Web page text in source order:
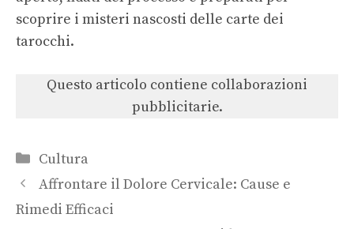
scoprire i misteri nascosti delle carte dei
tarocchi.
Questo articolo contiene collaborazioni
pubblicitarie.
Categorie
Cultura
Affrontare il Dolore Cervicale: Cause e
Rimedi Efficaci